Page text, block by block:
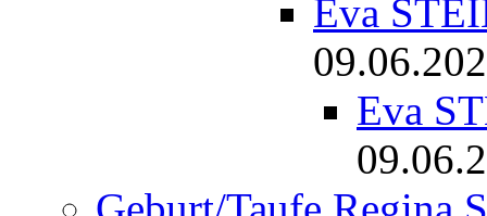
Eva
Eva